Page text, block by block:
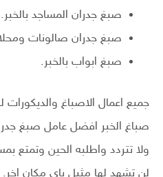
صبغ جدران المساجد بالخبر.
صبغ جدران صالونات
صبغ ابواب بالخبر.
جميع اعمال الاصباغ والديكورات
صباغ الخبر افضل عامل صبغ
ولا تتردد واطلبه الحين وتمتع
لن تشهد لها مثيل باي مكان اخر.